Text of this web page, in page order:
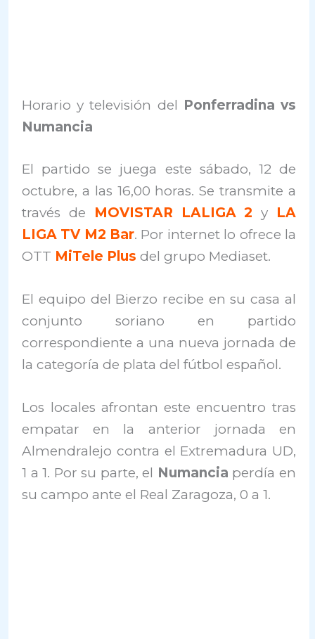
Horario y televisión del Ponferradina vs
Numancia
El partido se juega este sábado, 12 de
octubre, a las 16,00 horas. Se transmite a
través de
MOVISTAR LALIGA 2 y LA
LIGA TV M2 Bar. Por internet lo ofrece la
OTT MiTele Plus del grupo Mediaset.
El equipo del Bierzo recibe en su casa al
conjunto soriano en partido
correspondiente a una nueva jornada de
la categoría de plata del fútbol español.
Los locales afrontan este encuentro tras
empatar en la anterior jornada en
Almendralejo contra el Extremadura UD,
1 a 1. Por su parte, el Numancia perdía en
su campo ante el Real Zaragoza, 0 a 1.